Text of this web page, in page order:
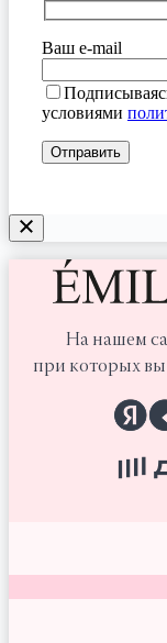
Ваш e-mail
условиями
На нашем
при которых